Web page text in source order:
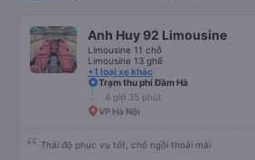
Anh Huy 92 Limousine
Limousine 11 chỗ
Limousine 13 ghế
+1 loại xe khác
Trạm thu phí Đầm Hà
4 giờ 35 phút
VP Hà Nội
Thái độ phục vụ tốt, chỗ ngồi thoải mái